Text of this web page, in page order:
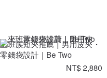
上班族短夾推薦｜男用皮夾・
零錢袋設計｜Be Two
NT$ 2,880